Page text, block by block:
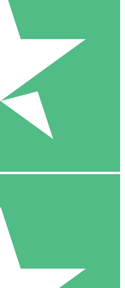
Geen maandelijkse
00
00